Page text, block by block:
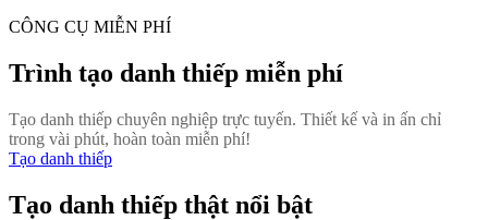
CÔNG CỤ MIỄN PHÍ
Trình tạo danh thiếp miễn phí
Tạo danh thiếp chuyên nghiệp trực tuyến. Thiết kế và in ấn chỉ
trong vài phút, hoàn toàn miễn phí!
Tạo danh thiếp
Tạo danh thiếp thật nổi bật